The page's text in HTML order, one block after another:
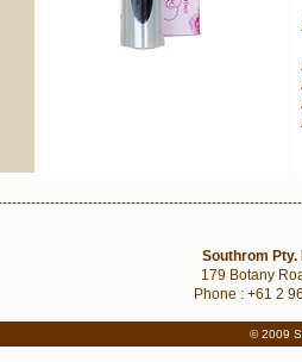
Southrom Pty.
179 Botany
Phone : +61 2
© 2009